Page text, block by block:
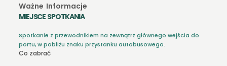
Ważne Informacje
MIEJSCE SPOTKANIA
Spotkanie z przewodnikiem na zewnątrz głównego wejścia do
portu, w pobliżu znaku przystanku autobusowego.
Co zabrać